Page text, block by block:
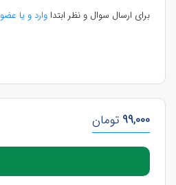
برای ارسال سوال و نظر ابتداوارد و یا عضو
99,000 تومان